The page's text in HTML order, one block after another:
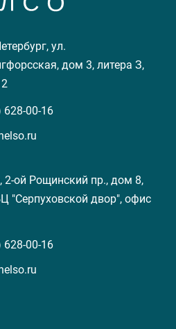
ул.
дом 3, литера З,
628-00-16
2-ой Рощинский пр., дом 8,
"Серпуховской двор", офис
628-00-16